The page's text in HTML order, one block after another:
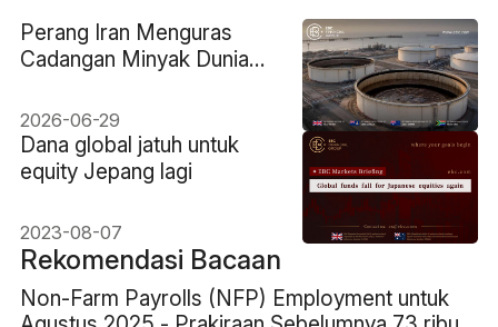
Perang Iran Menguras
Cadangan Minyak Dunia
dalam 40 Tahun
2026-06-29
Dana global jatuh untuk
equity Jepang lagi
2023-08-07
Rekomendasi Bacaan
Non-Farm Payrolls (NFP) Employment untuk